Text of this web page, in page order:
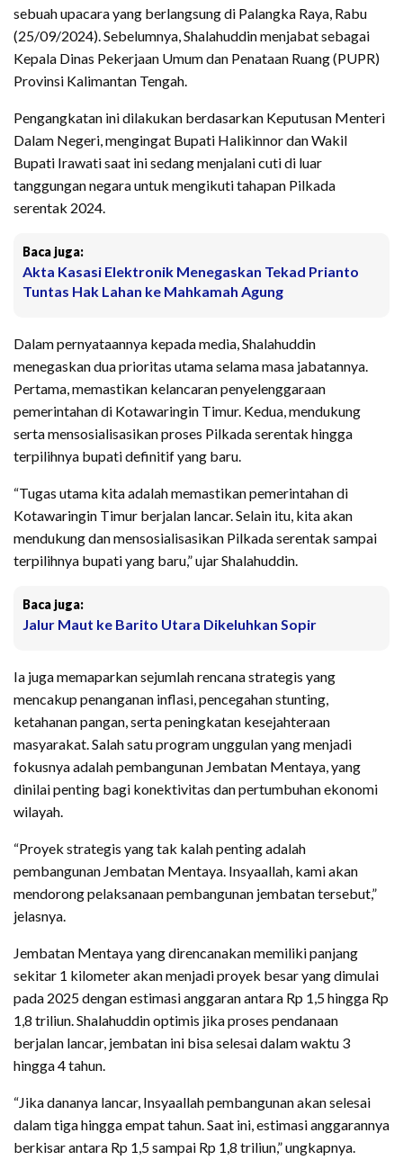
sebuah upacara yang berlangsung di Palangka Raya, Rabu
(25/09/2024). Sebelumnya, Shalahuddin menjabat sebagai
Kepala Dinas Pekerjaan Umum dan Penataan Ruang (PUPR)
Provinsi Kalimantan Tengah.
Pengangkatan ini dilakukan berdasarkan Keputusan Menteri
Dalam Negeri, mengingat Bupati Halikinnor dan Wakil
Bupati Irawati saat ini sedang menjalani cuti di luar
tanggungan negara untuk mengikuti tahapan Pilkada
serentak 2024.
Baca juga:
Akta Kasasi Elektronik Menegaskan Tekad Prianto
Tuntas Hak Lahan ke Mahkamah Agung
Dalam pernyataannya kepada media, Shalahuddin
menegaskan dua prioritas utama selama masa jabatannya.
Pertama, memastikan kelancaran penyelenggaraan
pemerintahan di Kotawaringin Timur. Kedua, mendukung
serta mensosialisasikan proses Pilkada serentak hingga
terpilihnya bupati definitif yang baru.
“Tugas utama kita adalah memastikan pemerintahan di
Kotawaringin Timur berjalan lancar. Selain itu, kita akan
mendukung dan mensosialisasikan Pilkada serentak sampai
terpilihnya bupati yang baru,” ujar Shalahuddin.
Baca juga:
Jalur Maut ke Barito Utara Dikeluhkan Sopir
Ia juga memaparkan sejumlah rencana strategis yang
mencakup penanganan inflasi, pencegahan stunting,
ketahanan pangan, serta peningkatan kesejahteraan
masyarakat. Salah satu program unggulan yang menjadi
fokusnya adalah pembangunan Jembatan Mentaya, yang
dinilai penting bagi konektivitas dan pertumbuhan ekonomi
wilayah.
“Proyek strategis yang tak kalah penting adalah
pembangunan Jembatan Mentaya. Insyaallah, kami akan
mendorong pelaksanaan pembangunan jembatan tersebut,”
jelasnya.
Jembatan Mentaya yang direncanakan memiliki panjang
sekitar 1 kilometer akan menjadi proyek besar yang dimulai
pada 2025 dengan estimasi anggaran antara Rp 1,5 hingga Rp
1,8 triliun. Shalahuddin optimis jika proses pendanaan
berjalan lancar, jembatan ini bisa selesai dalam waktu 3
hingga 4 tahun.
“Jika dananya lancar, Insyaallah pembangunan akan selesai
dalam tiga hingga empat tahun. Saat ini, estimasi anggarannya
berkisar antara Rp 1,5 sampai Rp 1,8 triliun,” ungkapnya.